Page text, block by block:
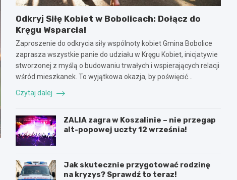
Odkryj Siłę Kobiet w Bobolicach: Dołącz do
Kręgu Wsparcia!
Zaproszenie do odkrycia siły wspólnoty kobiet Gmina Bobolice
zaprasza wszystkie panie do udziału w Kręgu Kobiet, inicjatywie
stworzonej z myślą o budowaniu trwałych i wspierających relacji
wśród mieszkanek. To wyjątkowa okazja, by poświęcić…
Czytaj dalej
ZALIA zagra w Koszalinie – nie przegap
alt-popowej uczty 12 września!
Jak skutecznie przygotować rodzinę
na kryzys? Sprawdź to teraz!